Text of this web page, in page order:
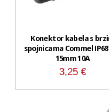
Konektor kabela s
spojnicama Commel IP68
15mm 10A
3,25€